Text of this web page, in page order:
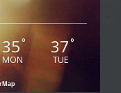
35°
MON
37°
TUE